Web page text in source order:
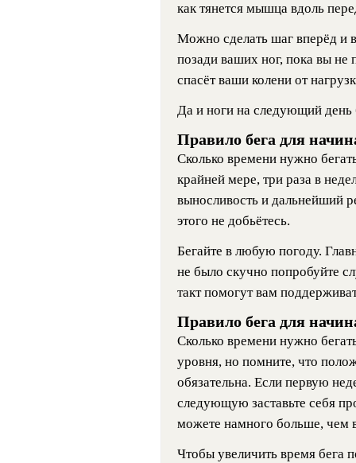
как тянется мышца вдоль
Можно сделать шаг вперёд и
позади ваших ног, пока вы не
спасёт ваши колени от
Да и ноги на следующий день
Правило бега для
Сколько времени нужно
крайней мере, три раза в
выносливость и дальнейший
этого не добьётесь.
Бегайте в любую погоду.
не было скучно попробуйте
такт помогут вам
Правило бега для
Сколько времени нужно
уровня, но помните, что
обязательна. Если первую
следующую заставьте себя
можете намного больше, чем
Чтобы увеличить время бега